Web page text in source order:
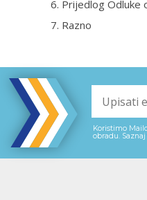
Prijedlog Odluke
Razno
Koristimo
obradu.